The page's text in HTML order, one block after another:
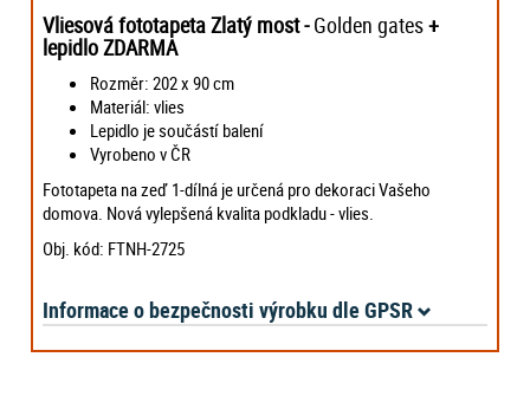
Vliesová fototapeta Zlatý most -Golden gates+
lepidlo ZDARMA
Rozměr: 202 x 90 cm
Materiál: vlies
Lepidlo je součástí balení
Vyrobeno v ČR
Fototapeta na zeď 1-dílná je určená pro dekoraci Vašeho
domova. Nová vylepšená kvalita podkladu - vlies.
Obj. kód: FTNH-2725
Informace o bezpečnosti výrobku dle GPSR